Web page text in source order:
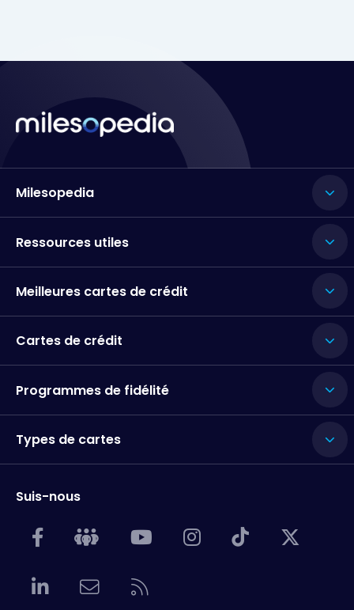
Milesopedia
Ressources utiles
Meilleures cartes de crédit
Cartes de crédit
Programmes de fidélité
Types de cartes
Suis-nous